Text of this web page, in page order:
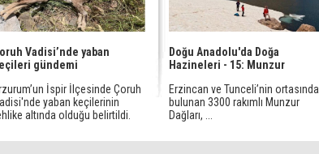
Vadisi’nde yaban
gündemi
İspir İlçesinde Çoruh
yaban keçilerinin
altında olduğu belirtildi.
Doğu Anadolu'da Doğa
Hazineleri - 15: Munzur
Erzincan ve Tunceli’nin ortasında
bulunan 3300 rakımlı Munzur
Dağları, ...